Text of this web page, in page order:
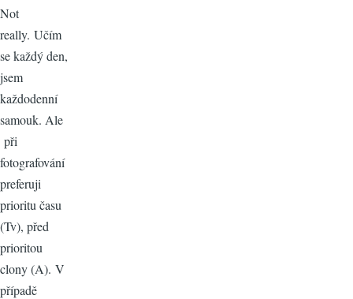
Not
really. Učím
se každý den,
jsem
každodenní
samouk. Ale
při
fotografování
preferuji
prioritu času
(Tv), před
prioritou
clony (A). V
případě